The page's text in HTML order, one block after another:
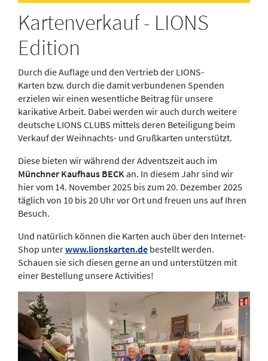
Kartenverkauf - LIONS
Edition
Durch die Auflage und den Vertrieb der LIONS-
Karten bzw. durch die damit verbundenen Spenden
erzielen wir einen wesentliche Beitrag für unsere
karikative Arbeit. Dabei werden wir auch durch weitere
deutsche LIONS CLUBS mittels deren Beteiligung beim
Verkauf der Weihnachts- und Grußkarten unterstützt.
Diese bieten wir während der Adventszeit auch im
Münchner Kaufhaus BECKan. In diesem Jahr sind wir
hier vom 14. November 2025 bis zum 20. Dezember 2025
täglich von 10 bis 20 Uhr vor Ort und freuen uns auf Ihren
Besuch.
Und natürlich können die Karten auch über den Internet-
Shop unterwww.lionskarten.de bestellt werden.
Schauen sie sich diesen gerne an und unterstützen mit
einer Bestellung unsere Activities!